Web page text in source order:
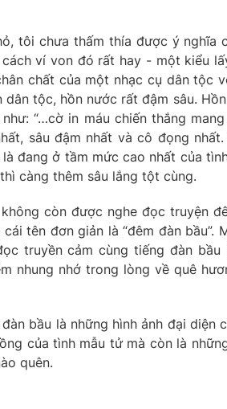
tôi chưa thấm thía được ý nghĩa
ví von đó rất hay - một kiểu
chất của một nhạc cụ dân tộc
dân tộc, hồn nước rất đậm sâu.
“…cờ in máu chiến thắng
sâu đậm nhất và cô đọng
đang ở tầm mức cao nhất của
càng thêm sâu lắng tột cùng.
còn được nghe đọc truyện
tên đơn giản là “đêm đàn
truyền cảm cùng tiếng đàn
nhung nhớ trong lòng về quê
bầu là những hình ảnh đại
của tình mẫu tử mà còn là
quên.